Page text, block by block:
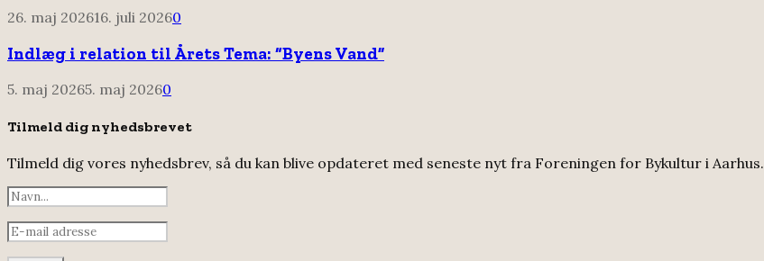
26. maj 202616. juli 20260
Indlæg i relation til Årets Tema: “Byens Vand”
5. maj 20265. maj 20260
Tilmeld dig nyhedsbrevet
Tilmeld dig vores nyhedsbrev, så du kan blive opdateret med seneste nyt fra Foreningen for Bykultur i Aarhus.